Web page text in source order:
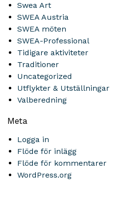
Swea Art
SWEA Austria
SWEA möten
SWEA-Professional
Tidigare aktiviteter
Traditioner
Uncategorized
Utflykter & Utställningar
Valberedning
Meta
Logga in
Flöde för inlägg
Flöde för kommentarer
WordPress.org